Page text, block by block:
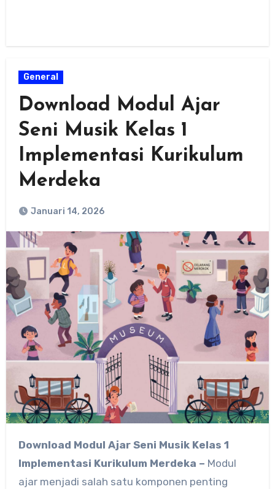
General
Download Modul Ajar
Seni Musik Kelas 1
Implementasi Kurikulum
Merdeka
Januari 14, 2026
Download Modul Ajar Seni Musik Kelas 1
Implementasi Kurikulum Merdeka – Modul
ajar menjadi salah satu komponen penting